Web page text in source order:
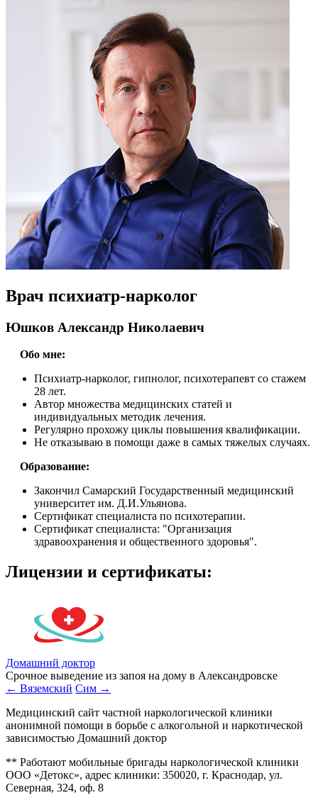
Врач психиатр-нарколог
Юшков Александр Николаевич
Обо мне:
Психиатр-нарколог, гипнолог, психотерапевт со стажем
28 лет.
Автор множества медицинских статей и
индивидуальных методик лечения.
Регулярно прохожу циклы повышения квалификации.
Не отказываю в помощи даже в самых тяжелых случаях.
Образование:
Закончил Самарский Государственный медицинский
университет им. Д.И.Ульянова.
Сертификат специалиста по психотерапии.
Сертификат специалиста: "Организация
здравоохранения и общественного здоровья".
Лицензии и сертификаты:
Домашний доктор
Срочное выведение из запоя на дому в Александровске
← Вяземский Сим →
Медицинский сайт частной наркологической клиники
анонимной помощи в борьбе с алкогольной и наркотической
зависимостью Домашний доктор
** Работают мобильные бригады наркологической клиники
ООО «Детокс», адрес клиники: 350020, г. Краснодар, ул.
Северная, 324, оф. 8